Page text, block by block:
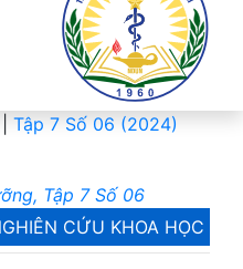
Tập 7 Số 06 (2024)
Tập 7 Số 06
CỨU KHOA HỌC